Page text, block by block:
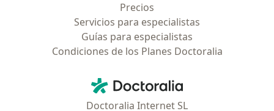
Precios
Servicios para especialistas
Guías para especialistas
Condiciones de los Planes Doctoralia
Doctoralia - Página de inicio
Doctoralia Internet SL